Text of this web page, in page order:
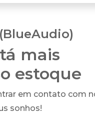
mais
estoque
em contato com
sonhos!